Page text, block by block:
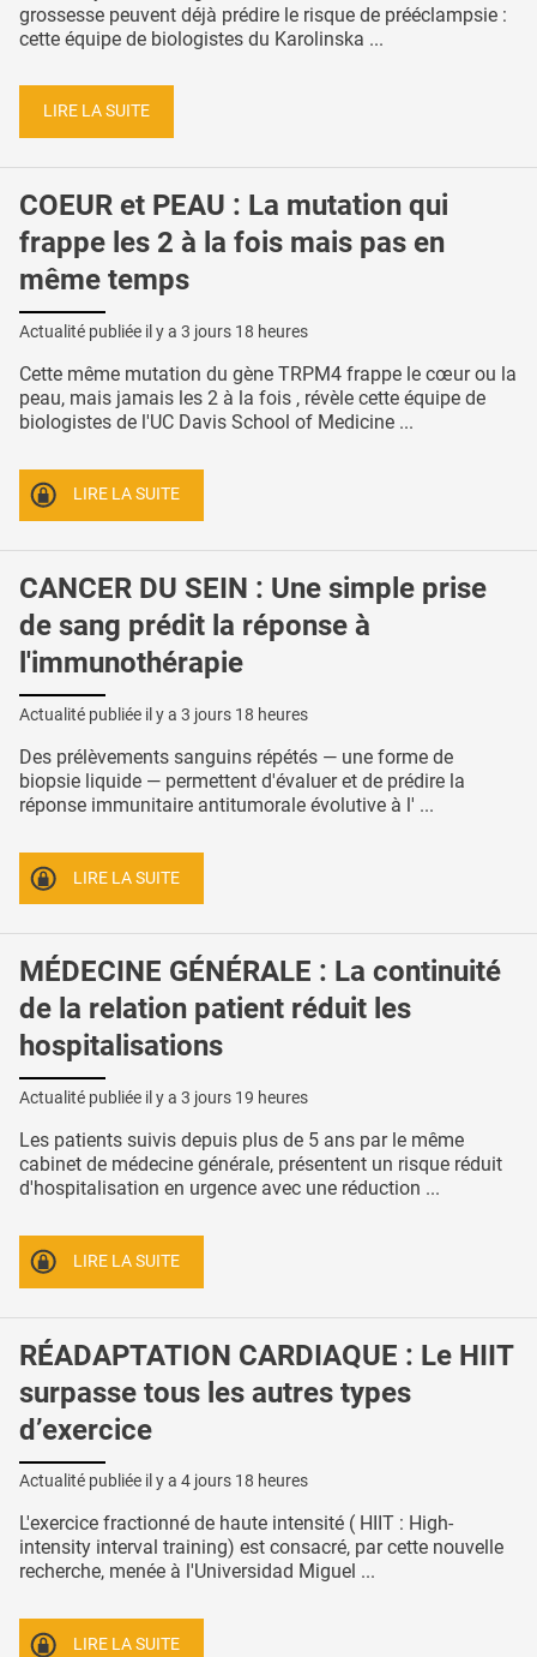
grossesse peuvent déjà prédire le risque de prééclampsie :
cette équipe de biologistes du Karolinska ...
LIRE LA SUITE
COEUR et PEAU : La mutation qui
frappe les 2 à la fois mais pas en
même temps
Actualité publiée il y a 3 jours 18 heures
Cette même mutation du gène TRPM4 frappe le cœur ou la
peau, mais jamais les 2 à la fois , révèle cette équipe de
biologistes de l'UC Davis School of Medicine ...
LIRE LA SUITE
CANCER DU SEIN : Une simple prise
de sang prédit la réponse à
l'immunothérapie
Actualité publiée il y a 3 jours 18 heures
Des prélèvements sanguins répétés — une forme de
biopsie liquide — permettent d'évaluer et de prédire la
réponse immunitaire antitumorale évolutive à l' ...
LIRE LA SUITE
MÉDECINE GÉNÉRALE : La continuité
de la relation patient réduit les
hospitalisations
Actualité publiée il y a 3 jours 19 heures
Les patients suivis depuis plus de 5 ans par le même
cabinet de médecine générale, présentent un risque réduit
d'hospitalisation en urgence avec une réduction ...
LIRE LA SUITE
RÉADAPTATION CARDIAQUE : Le HIIT
surpasse tous les autres types
d’exercice
Actualité publiée il y a 4 jours 18 heures
L'exercice fractionné de haute intensité ( HIIT : High-
intensity interval training) est consacré, par cette nouvelle
recherche, menée à l'Universidad Miguel ...
LIRE LA SUITE